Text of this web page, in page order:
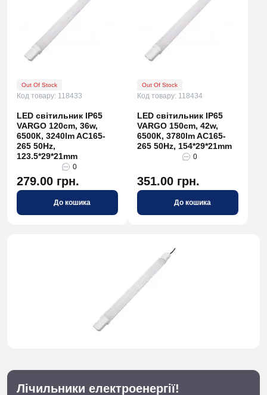
Out Of Stock
Код товару: 118433
LED світильник IP65
VARGO 120cm, 36w,
6500К, 3240lm AC165-
265 50Hz,
123.5*29*21mm
0
279.00 грн.
До кошика
Out Of Stock
Код товару: 118434
LED світильник IP65
VARGO 150cm, 42w,
6500К, 3780lm AC165-
265 50Hz, 154*29*21mm
0
351.00 грн.
До кошика
Лічильники електроенергії!